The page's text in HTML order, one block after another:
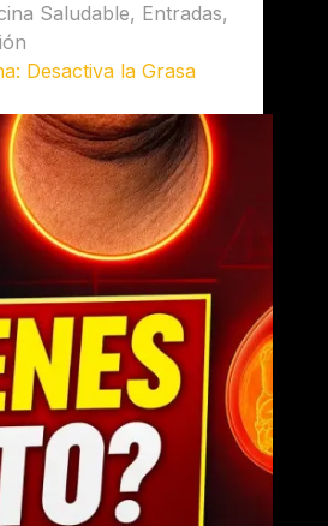
Saludable, Entradas,
Desactiva la Grasa